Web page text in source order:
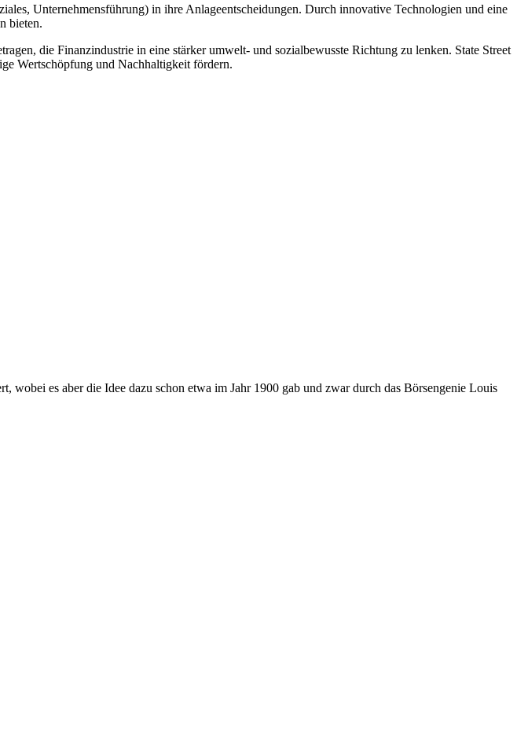
Unternehmensführung) in ihre Anlageentscheidungen. Durch innovative Technologien und eine
bieten.
die Finanzindustrie in eine stärker umwelt- und sozialbewusste Richtung zu lenken. State Street
Wertschöpfung und Nachhaltigkeit fördern.
es aber die Idee dazu schon etwa im Jahr 1900 gab und zwar durch das Börsengenie Louis